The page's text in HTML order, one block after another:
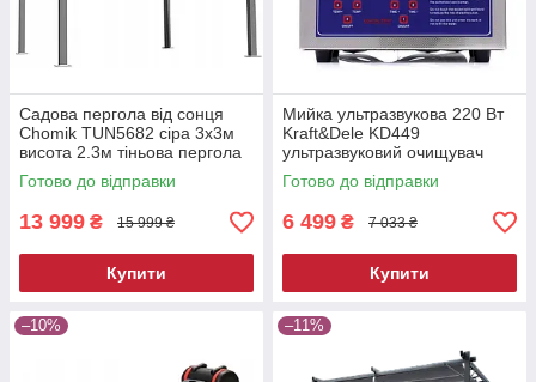
Садова пергола від сонця
Chomik TUN5682 сіра 3х3м
висота 2.3м тіньова пергола
для двору
Готово до відправки
13 999 ₴ 15 999 ₴
Купити
Мийка ультразвукова 220 Вт
Kraft&Dele KD449
ультразвуковий очищувач
Готово до відправки
6 499 ₴ 7 033 ₴
Купити
–10% –11%